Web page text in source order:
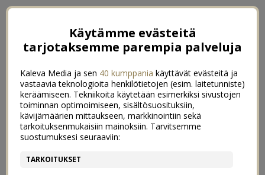
Käytämme evästeitä
tarjotaksemme parempia palveluja
Kaleva Media ja sen 40 kumppania käyttävät evästeitä ja
vastaavia teknologioita henkilötietojen (esim. laitetunniste)
keräämiseen. Tekniikoita käytetään esimerkiksi sivustojen
toiminnan optimoimiseen, sisältösuosituksiin,
kävijämäärien mittaukseen, markkinointiin sekä
tarkoituksenmukaisiin mainoksiin. Tarvitsemme
suostumuksesi seuraaviin:
TARKOITUKSET